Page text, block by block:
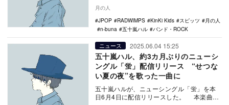
月の人
JPOP
RADWIMPS KinKi Kids スピッツ
月の人
n-buna
五十嵐ハル バンド・ROCK
ニュース 2025.06.04 15:25
五十嵐ハル、約3カ月ぶりのニューシ
ングル「蛍」配信リリース “せつな
い夏の夜”を歌った一曲に
五十嵐ハルが、ニューシングル「蛍」を本
日6月4日に配信リリースした。 本楽曲